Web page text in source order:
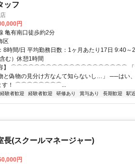
ッフ
円
亀有南口徒歩約2分
区
8時間/日 平均勤務日数：1ヶ月あたり17日 9:40
む）休憩1時間
内容】 ⌒⌒⌒⌒⌒⌒⌒⌒⌒⌒⌒⌒⌒⌒⌒⌒⌒⌒⌒⌒ 「ブ
と偽物の見分け方なんて知らないし…」 ──はい
ます！ ⌒⌒⌒⌒⌒⌒⌒⌒...
験者歓迎 経験者歓迎 研修あり 賞与あり 長期歓迎 駅
長(スクールマネージャー)
円